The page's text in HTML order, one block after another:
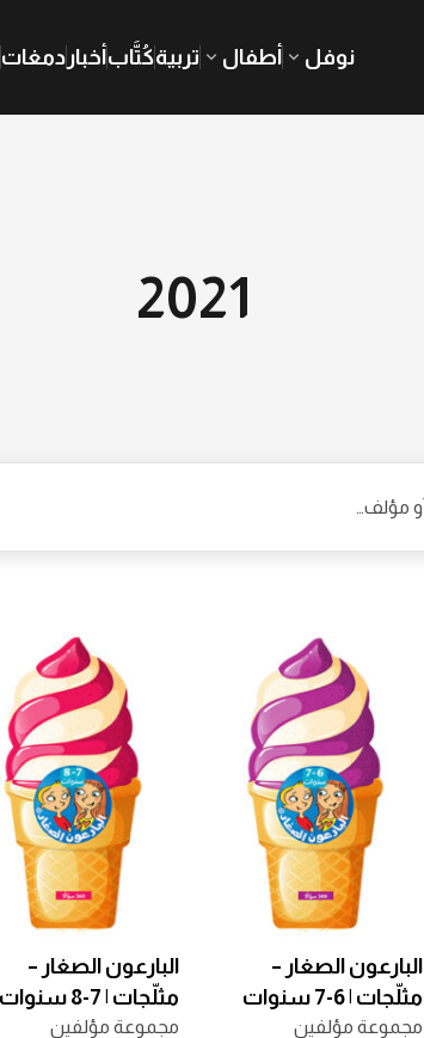
نوفل أطفال تربيةكُتَّابأخبار دمغات
2021
البارعون الصغار –
مثلّجات | 6-7 سنوات
مجموعة مؤلفين
البارعون الصغار –
مثلّجات | 7-8 سنوات
مجموعة مؤلفين